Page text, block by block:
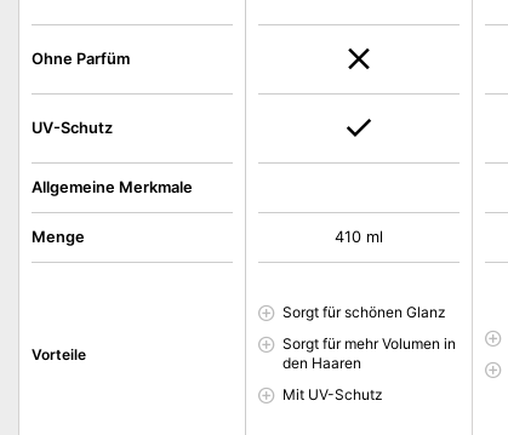
Ohne Parfüm
UV-Schutz
Allgemeine Merkmale
Menge
Vorteile
410 ml
Sorgt für schönen Glanz
Sorgt für mehr Volumen in
den Haaren
Mit UV-Schutz